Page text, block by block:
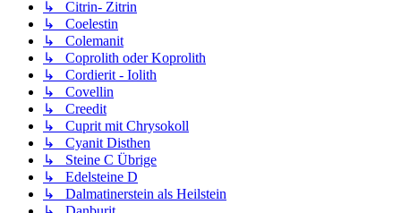
↳ Citrin- Zitrin
↳ Coelestin
↳ Colemanit
↳ Coprolith oder Koprolith
↳ Cordierit - Iolith
↳ Covellin
↳ Creedit
↳ Cuprit mit Chrysokoll
↳ Cyanit Disthen
↳ Steine C Übrige
↳ Edelsteine D
↳ Dalmatinerstein als Heilstein